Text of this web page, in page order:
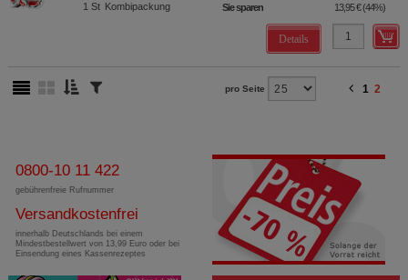
1 St Kombipackung Sie sparen 13,95 €(44%)
Details
pro Seite 1 2
0800-10 11 422
gebührenfreie Rufnummer
Versandkostenfrei
innerhalb Deutschlands bei einem
Mindestbestellwert von 13,99 Euro oder bei
Einsendung eines Kassenrezeptes